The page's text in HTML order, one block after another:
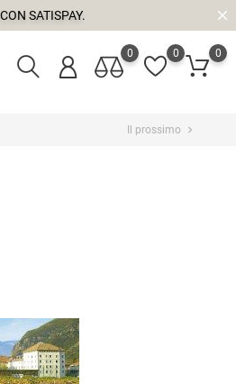
SATISPAY.
0
0
0
Il prossimo chevron_right